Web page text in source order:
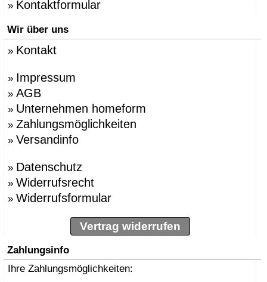
» Kontaktformular
Wir über uns
» Kontakt
» Impressum
» AGB
» Unternehmen homeform
» Zahlungsmöglichkeiten
» Versandinfo
» Datenschutz
» Widerrufsrecht
» Widerrufsformular
Vertrag widerrufen
Zahlungsinfo
Ihre Zahlungsmöglichkeiten: